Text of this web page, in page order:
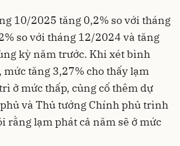
10/2025 tăng 0,2% so với tháng
so với tháng 12/2024 và tăng
kỳ năm trước. Khi xét bình
mức tăng 3,27% cho thấy lạm
ở mức thấp, củng cố thêm dự
và Thủ tướng Chính phủ trình
rằng lạm phát cả năm sẽ ở mức